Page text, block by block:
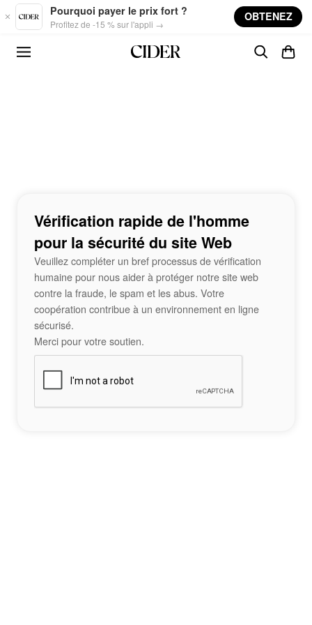
Skip to main content
Pourquoi payer le prix fort ?
Profitez de -15 % sur l'appli →
OBTENEZ
Vérification rapide de l'homme
pour la sécurité du site Web
Veuillez compléter un bref processus de vérification
humaine pour nous aider à protéger notre site web
contre la fraude, le spam et les abus. Votre
coopération contribue à un environnement en ligne
sécurisé.
Merci pour votre soutien.